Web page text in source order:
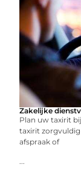
Zakelijke
Plan uw taxirit
taxirit
afspraak of
...